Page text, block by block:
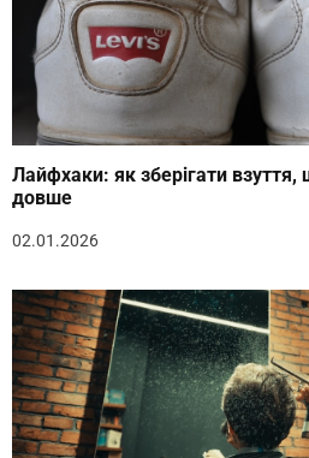
Лайфхаки: як зберігати
довше
02.01.2026